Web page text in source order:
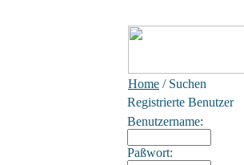
Home / Suchen
Registrierte Benutzer
Benutzername:
Paßwort: